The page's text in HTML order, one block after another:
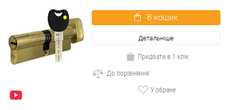
В кошик
Детальніше
Придбати в 1 клік
До порівняння
У обране